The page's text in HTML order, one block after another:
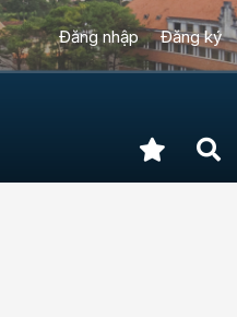
Đăng nhập Đăng ký